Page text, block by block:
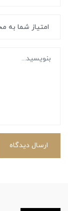
ارسال دیدگاه